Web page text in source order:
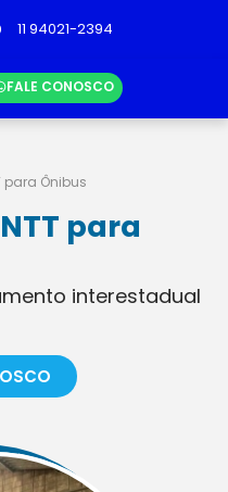
11 94021-2394
FALE CONOSCO
para Ônibus
para
interestadual